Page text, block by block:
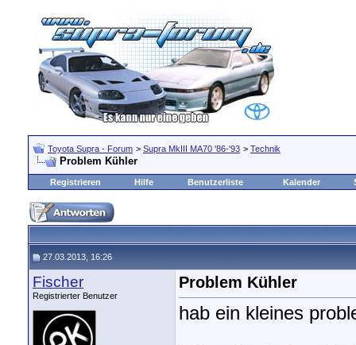
Toyota Supra - Forum > Supra MkIII MA70 '86-'93 > Technik
Problem Kühler
Registrieren Hilfe Benutzerliste Kalender
27.03.2013, 16:26
Fischer
Registrierter Benutzer
Problem Kühler
hab ein kleines